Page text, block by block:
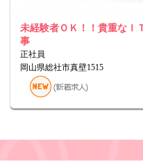
未経験者ＯＫ！！貴重なＩ
事
正社員
岡山県総社市真壁1515